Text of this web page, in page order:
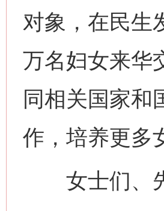
对象，在民生
万名妇女来华
同相关国家和
作，培养更多
女士们、先